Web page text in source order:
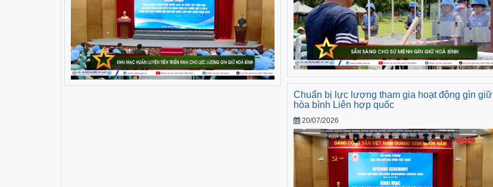
Chuẩn bị lực lượng tham gia hoạt động gìn giữ
hòa bình Liên hợp quốc
20/07/2026